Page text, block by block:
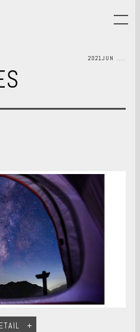
2021JUN